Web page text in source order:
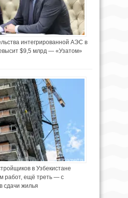
интегрированной АЭС в
$9,5 млрд — «Узатом»
в Узбекистане
работ, ещё треть — с
сдачи жилья